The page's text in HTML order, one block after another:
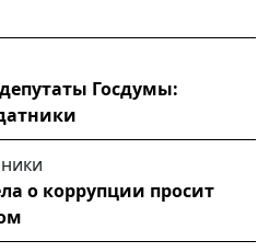
Госдумы:
о коррупции просит